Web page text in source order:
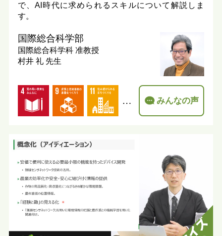
で、AI時代に求められるスキルについて解説しま
す。
国際総合科学部
国際総合科学科 准教授
村井 礼 先生
… みんなの声